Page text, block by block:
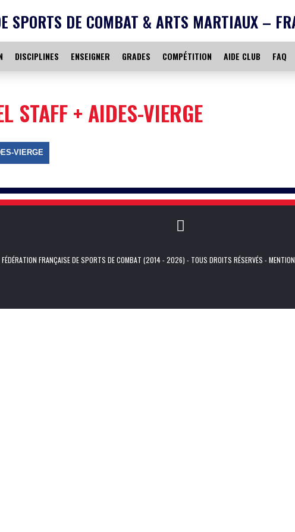
SPORTS DE COMBAT & ARTS MARTIAUX –
DISCIPLINES ENSEIGNER GRADES COMPÉTITION AIDE CLUB FAQ
STAFF + AIDES-VIERGE
VIERGE
FRANÇAISE DE SPORTS DE COMBAT (2014 - 2026) - TOUS DROITS RÉSERVÉS -